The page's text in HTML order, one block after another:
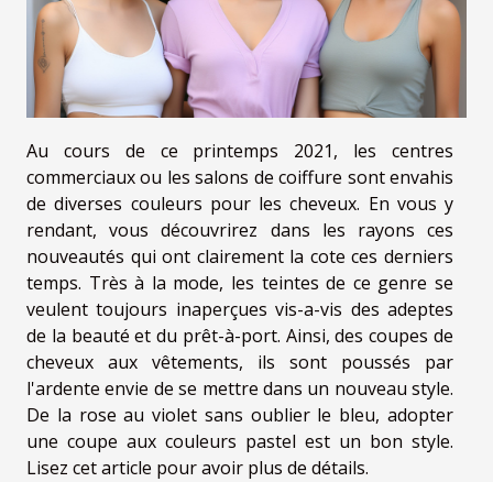
Au cours de ce printemps 2021, les centres
commerciaux ou les salons de coiffure sont envahis
de diverses couleurs pour les cheveux. En vous y
rendant, vous découvrirez dans les rayons ces
nouveautés qui ont clairement la cote ces derniers
temps. Très à la mode, les teintes de ce genre se
veulent toujours inaperçues vis-a-vis des adeptes
de la beauté et du prêt-à-port. Ainsi, des coupes de
cheveux aux vêtements, ils sont poussés par
l'ardente envie de se mettre dans un nouveau style.
De la rose au violet sans oublier le bleu, adopter
une coupe aux couleurs pastel est un bon style.
Lisez cet article pour avoir plus de détails.